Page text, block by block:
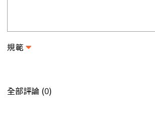
規範
全部評論 (0)